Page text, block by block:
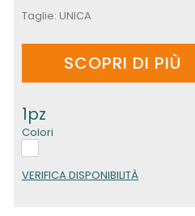
Taglie: UNICA
SCOPRI DI PIÙ
1pz
Colori
VERIFICA DISPONIBILITÀ